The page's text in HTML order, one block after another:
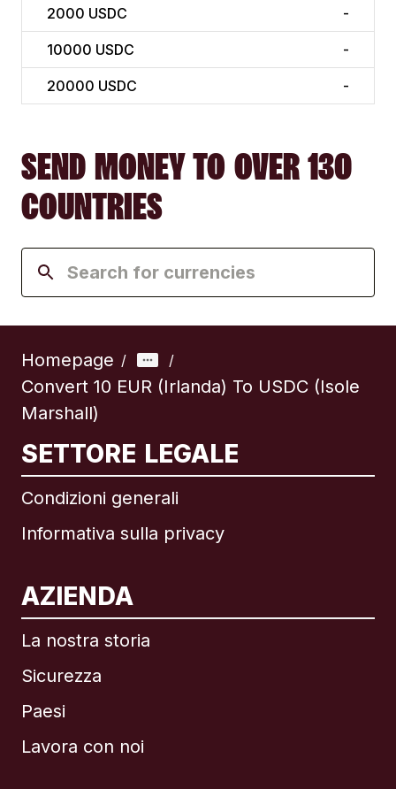
2000 USDC -
10000 USDC -
20000 USDC -
SEND MONEY TO OVER 130
COUNTRIES
Homepage / /
Convert 10 EUR (Irlanda) To USDC (Isole
Marshall)
SETTORE LEGALE
Condizioni generali
Informativa sulla privacy
AZIENDA
La nostra storia
Sicurezza
Paesi
Lavora con noi